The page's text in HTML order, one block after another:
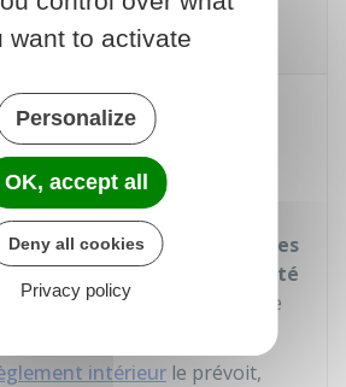
la surveillance des
du collège ?
être surveillés pendant les
organisés en dehors de
le temps scolaire
scolaire, lesdéplacements des
et le lieu d'une activité
: la piscine, le gymnase, le
être encadrés.
intérieur le prévoit,
want to activate
Personalize
OK, accept all
Deny all cookies
Privacy policy